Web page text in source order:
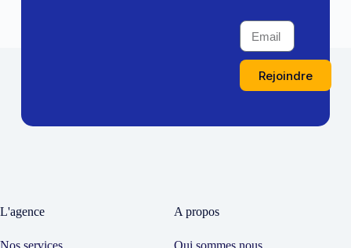
Rejoindre
L'agence A propos